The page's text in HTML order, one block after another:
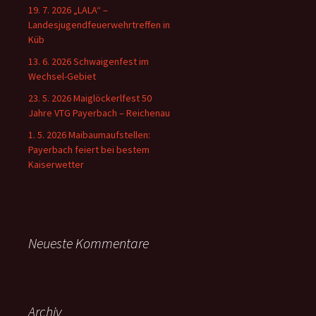
19. 7. 2026 „LALA“ –
Landesjugendfeuerwehrtreffen in
Küb
13. 6. 2026 Schwaigenfest im
Wechsel-Gebiet
23. 5. 2026 Maiglöckerlfest 50
Jahre VTG Payerbach – Reichenau
1. 5. 2026 Maibaumaufstellen:
Payerbach feiert bei bestem
Kaiserwetter
Neueste Kommentare
Archiv